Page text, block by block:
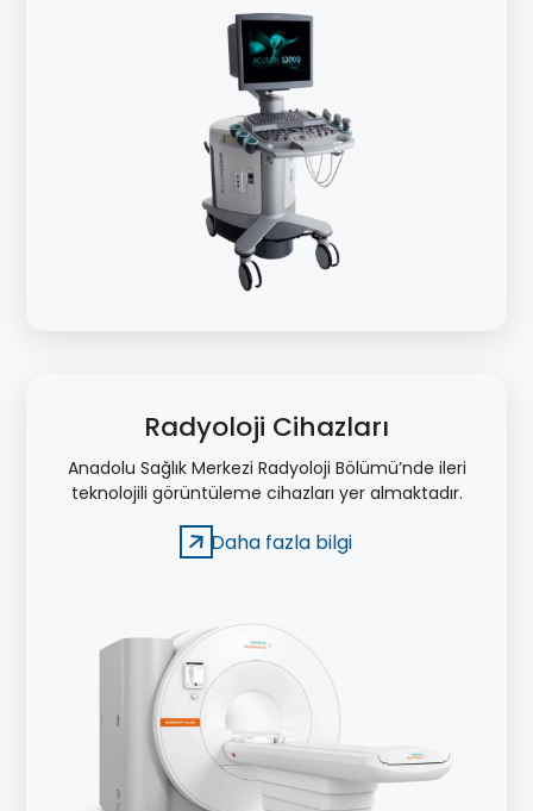
Radyoloji Cihazları
Anadolu Sağlık Merkezi Radyoloji Bölümü’nde ileri
teknolojili görüntüleme cihazları yer almaktadır.
Daha fazla bilgi